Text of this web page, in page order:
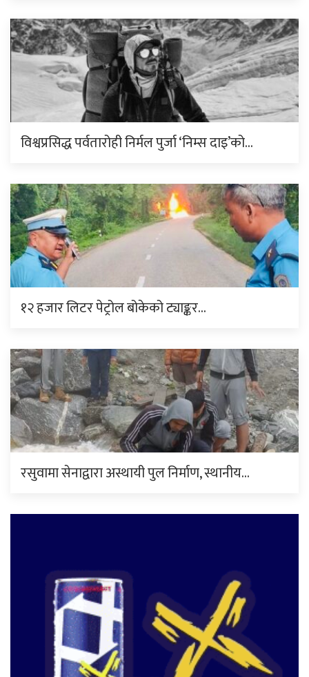
विश्वप्रसिद्ध पर्वतारोही निर्मल पुर्जा ‘निम्स दाइ’को…
१२ हजार लिटर पेट्रोल बोकेको ट्याङ्कर…
रसुवामा सेनाद्वारा अस्थायी पुल निर्माण, स्थानीय…